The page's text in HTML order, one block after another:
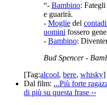
“- Bambino:
e guarirà.
- Moglie del
uomini fossero
- Bambino:
Bud Spencer-
[Tag:alcool, bere, whisky]
Dal film: ...Più forte
di più su questa frase ››